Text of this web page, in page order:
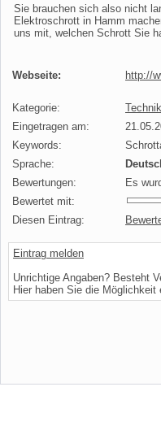
Sie brauchen sich also nicht
Elektroschrott in Hamm
uns mit, welchen Schrott Sie
Webseite: http://
Kategorie:
Eingetragen am:
Keywords:
Sprache:
Bewertungen:
Es
Bewertet mit:
Diesen Eintrag:
Eintrag melden
Unrichtige Angaben? Besteht
Hier haben Sie die